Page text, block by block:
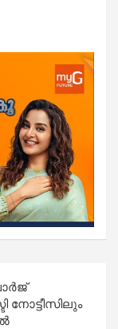
നോട്ടീസിലും